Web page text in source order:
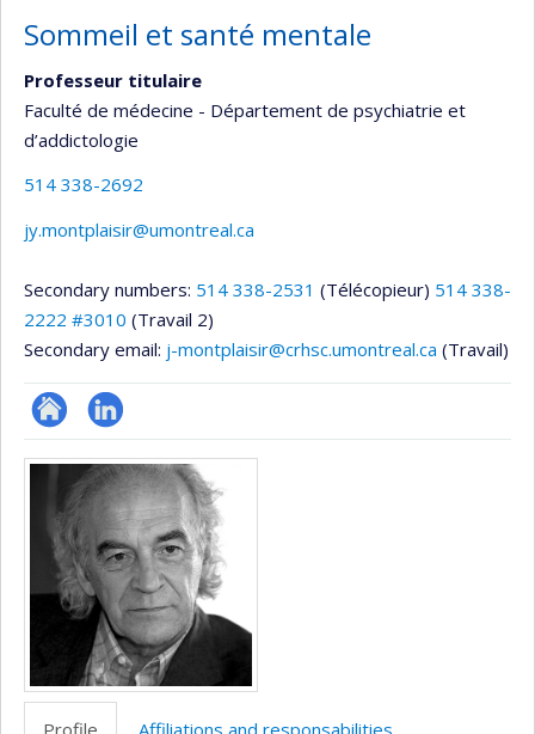
Sommeil et santé mentale
Professeur titulaire
Faculté de médecine - Département de psychiatrie et
d’addictologie
514 338-2692
jy.montplaisir@umontreal.ca
Secondary numbers: 514 338-2531 (Télécopieur) 514 338-
2222 #3010 (Travail 2)
Secondary email: j-montplaisir@crhsc.umontreal.ca (Travail)
ResearchGate
LinkedIn
Media
Profile Affiliations and responsabilities